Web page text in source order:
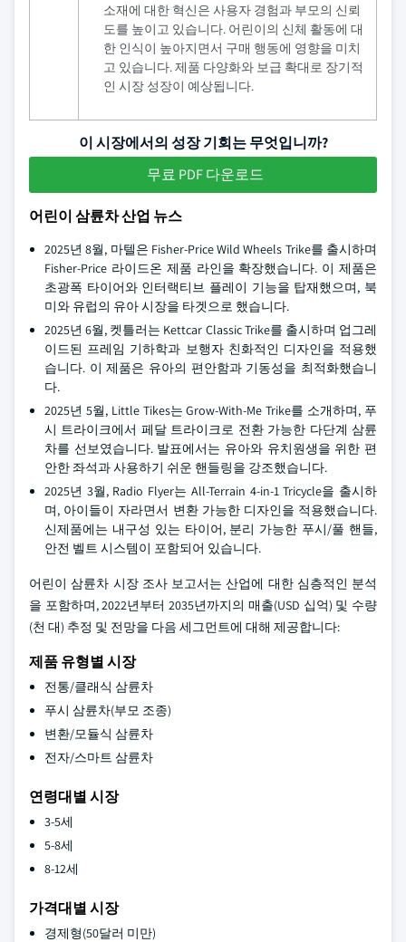
소재에 대한 혁신은 사용자 경험과 부모의 신뢰
도를 높이고 있습니다. 어린이의 신체 활동에 대
한 인식이 높아지면서 구매 행동에 영향을 미치
고 있습니다. 제품 다양화와 보급 확대로 장기적
인 시장 성장이 예상됩니다.
이 시장에서의 성장 기회는 무엇입니까?
무료 PDF 다운로드
어린이 삼륜차 산업 뉴스
2025년 8월, 마텔은 Fisher-Price Wild Wheels Trike를 출시하며
Fisher-Price 라이드온 제품 라인을 확장했습니다. 이 제품은
초광폭 타이어와 인터랙티브 플레이 기능을 탑재했으며, 북
미와 유럽의 유아 시장을 타겟으로 했습니다.
2025년 6월, 켓틀러는 Kettcar Classic Trike를 출시하며 업그레
이드된 프레임 기하학과 보행자 친화적인 디자인을 적용했
습니다. 이 제품은 유아의 편안함과 기동성을 최적화했습니
다.
2025년 5월, Little Tikes는 Grow-With-Me Trike를 소개하며, 푸
시 트라이크에서 페달 트라이크로 전환 가능한 다단계 삼륜
차를 선보였습니다. 발표에서는 유아와 유치원생을 위한 편
안한 좌석과 사용하기 쉬운 핸들링을 강조했습니다.
2025년 3월, Radio Flyer는 All-Terrain 4-in-1 Tricycle을 출시하
며, 아이들이 자라면서 변환 가능한 디자인을 적용했습니다.
신제품에는 내구성 있는 타이어, 분리 가능한 푸시/풀 핸들,
안전 벨트 시스템이 포함되어 있습니다.
어린이 삼륜차 시장 조사 보고서는 산업에 대한 심층적인 분석
을 포함하며, 2022년부터 2035년까지의 매출(USD 십억) 및 수량
(천 대) 추정 및 전망을 다음 세그먼트에 대해 제공합니다:
제품 유형별 시장
전통/클래식 삼륜차
푸시 삼륜차(부모 조종)
변환/모듈식 삼륜차
전자/스마트 삼륜차
연령대별 시장
3-5세
5-8세
8-12세
가격대별 시장
경제형(50달러 미만)